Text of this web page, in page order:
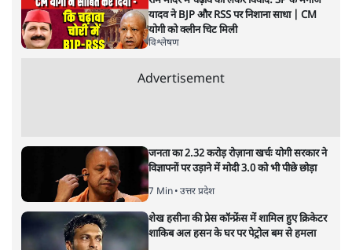
अमेरिकी अनिश्चितता की वजह से उठाया गया एक कदम है? वरिष्ठ
पत्रकार सतीश झा का आकलनः
कूटनीति में समय ही सबसेबड़ा कारक होता है। भारत का यूरोप की
किसी दीर्घकालिक रणनीतिक दूरदृष्टि की पराकाष्ठा कम, और
परिस्थितियों के दबाव में लिया गया एक तेज़ निर्णय अधिक लगता
और पढ़ें